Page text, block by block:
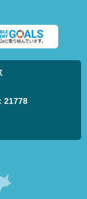
21778